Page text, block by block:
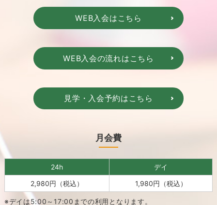
WEB入会はこちら
WEB入会の流れはこちら
見学・入会予約はこちら
月会費
24h
デイ
2,980円（税込）
1,980円（税込）
※デイは5:00～17:00までの利用となります。